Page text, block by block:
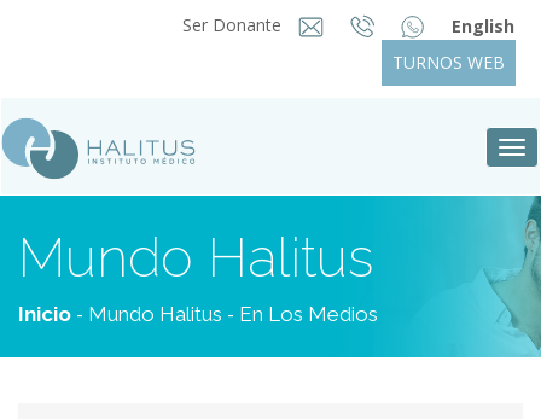
Ser Donante
English
TURNOS WEB
Mundo Halitus
Inicio - Mundo Halitus - En Los Medios